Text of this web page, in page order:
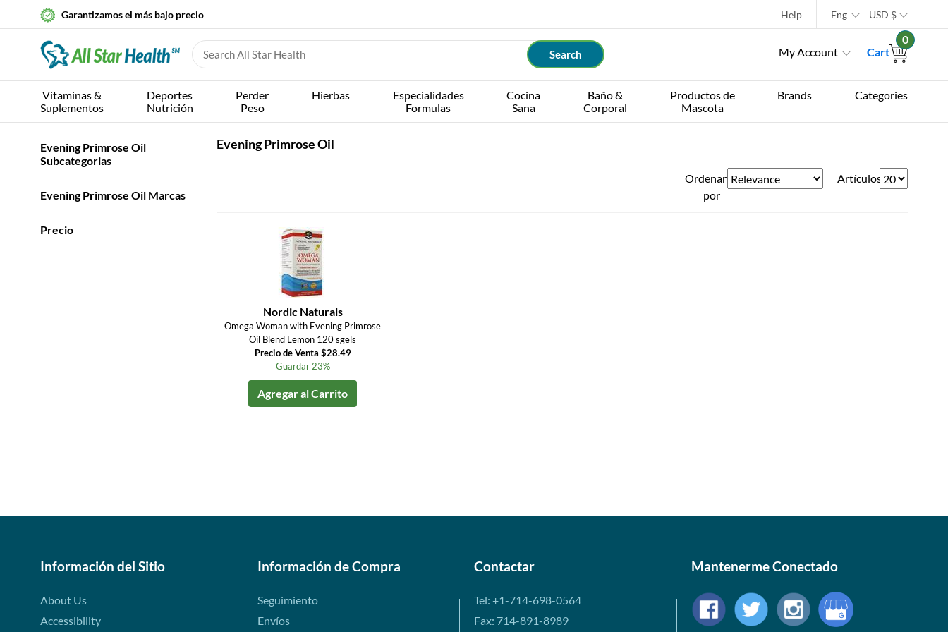
Garantizamos el más bajo precio Help Eng USD $
My Account Cart
0
Vitaminas &
Suplementos
Deportes
Nutrición
Perder
Peso
Hierbas
Especialidades
Formulas
Cocina
Sana
Baño &
Corporal
Productos de
Mascota
Brands Categories
Evening Primrose Oil
Subcategorias
Evening Primrose Oil Marcas
Precio
Evening Primrose Oil
Ordenar
por
Artículos
Nordic Naturals
Omega Woman with Evening Primrose
Oil Blend Lemon 120 sgels
Precio de Venta $28.49
Guardar 23%
Agregar al Carrito
Información del Sitio
About Us
Accessibility
Información de Compra
Seguimiento
Envíos
Contactar
Tel: +1-714-698-0564
Fax: 714-891-8989
Mantenerme Conectado